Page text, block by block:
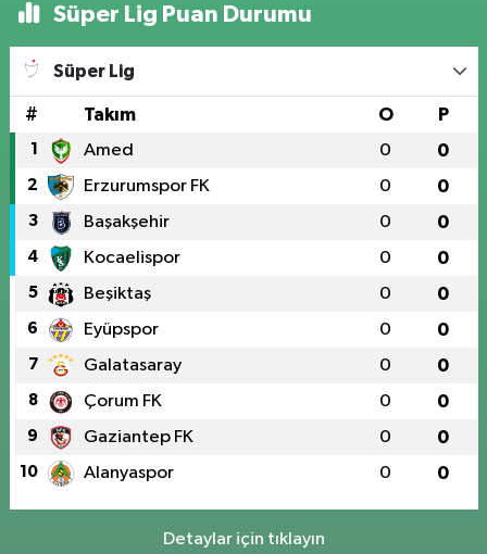
Süper Lig Puan Durumu
Süper Lig
# Takım O P
1 Amed 0 0
2 Erzurumspor FK 0 0
3 Başakşehir 0 0
4 Kocaelispor 0 0
5 Beşiktaş 0 0
6 Eyüpspor 0 0
7 Galatasaray 0 0
8 Çorum FK 0 0
9 Gaziantep FK 0 0
10 Alanyaspor 0 0
Detaylar için tıklayın